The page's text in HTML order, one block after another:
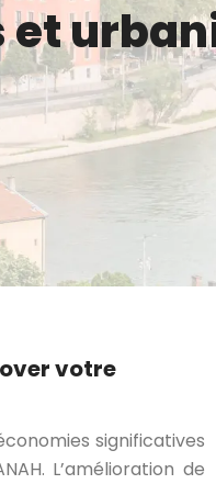
et
votre
significatives
L’amélioration de